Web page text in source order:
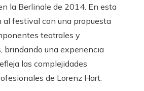
la Berlinale de 2014. En esta
al festival con una propuesta
teatrales y
brindando una experiencia
las complejidades
de Lorenz Hart.